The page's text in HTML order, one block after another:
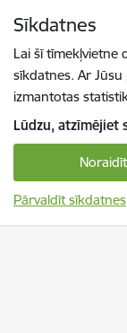
Sīkdatnes
Lai šī tīmekļvietne
sīkdatnes. Ar
izmantotas
Lūdzu, atzīmējiet
Noraidīt
Pārvaldīt sīkdatnes